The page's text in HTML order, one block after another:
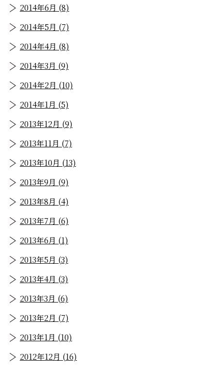
2014年6月 (8)
2014年5月 (7)
2014年4月 (8)
2014年3月 (9)
2014年2月 (10)
2014年1月 (5)
2013年12月 (9)
2013年11月 (7)
2013年10月 (13)
2013年9月 (9)
2013年8月 (4)
2013年7月 (6)
2013年6月 (1)
2013年5月 (3)
2013年4月 (3)
2013年3月 (6)
2013年2月 (7)
2013年1月 (10)
2012年12月 (16)